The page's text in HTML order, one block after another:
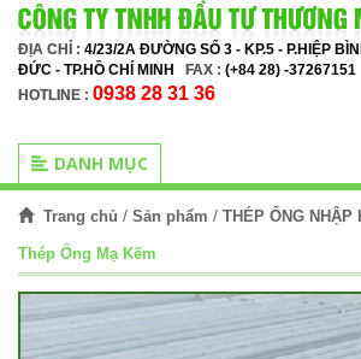
ĐỊA CHỈ : 4/23/2A ĐƯỜNG SỐ 3 - KP.5 - P.HIỆP
ĐỨC - TP.HỒ CHÍ MINH
FAX : (+84 28) -37267151
HOTLINE : 0938 28 31 36
DANH MỤC
Trang chủ / Sản phẩm / THÉP ỐNG NHẬP
Thép Ống Mạ Kẽm